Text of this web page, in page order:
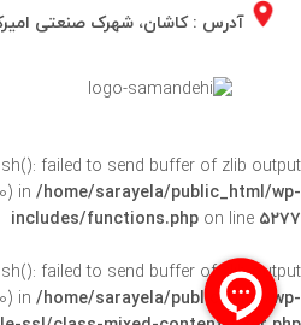
آدرس : کاشان، شهرک صنعتی
failed to send buffer of zlib output
in /home/sarayela/public_html/wp-
includes/functions.php on line ۵۲۷۷
failed to send buffer of zlib output
in /home/sarayela/public_html/wp-